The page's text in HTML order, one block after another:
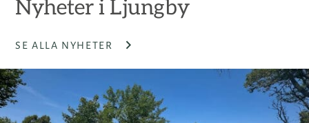
Nyheter i Ljungby
SE ALLA NYHETER